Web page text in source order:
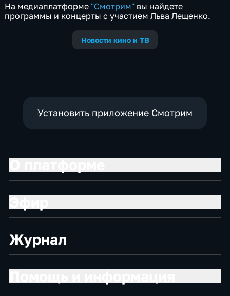
На медиаплатформе "Смотрим" вы найдете
программы и концерты с участием Льва Лещенко.
Новости кино и ТВ
Установить приложение Смотрим
Журнал